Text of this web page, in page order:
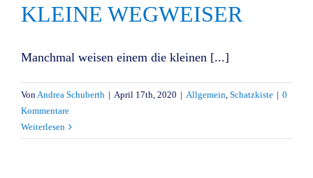
KLEINE WEGWEISER
Manchmal weisen einem die kleinen [...]
Von Andrea Schuberth | April 17th, 2020 | Allgemein Schatzkiste | 0
Kommentare
Weiterlesen